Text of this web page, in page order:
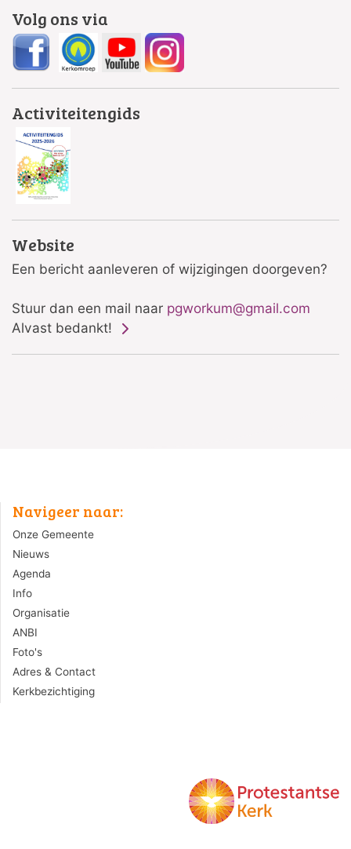
Volg ons via
Activiteitengids
Website
Een bericht aanleveren of wijzigingen doorgeven?
Stuur dan een mail naar pgworkum@gmail.com
Alvast bedankt!
Navigeer naar:
Onze Gemeente
Nieuws
Agenda
Info
Organisatie
ANBI
Foto's
Adres & Contact
Kerkbezichtiging